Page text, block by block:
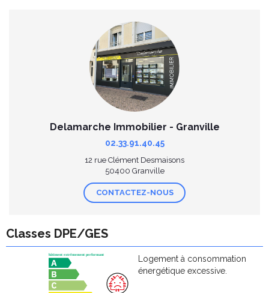
Delamarche Immobilier - Granville
02.33.91.40.45
12 rue Clément Desmaisons
50400 Granville
CONTACTEZ-NOUS
Classes DPE/GES
Logement à consommation
énergétique excessive.